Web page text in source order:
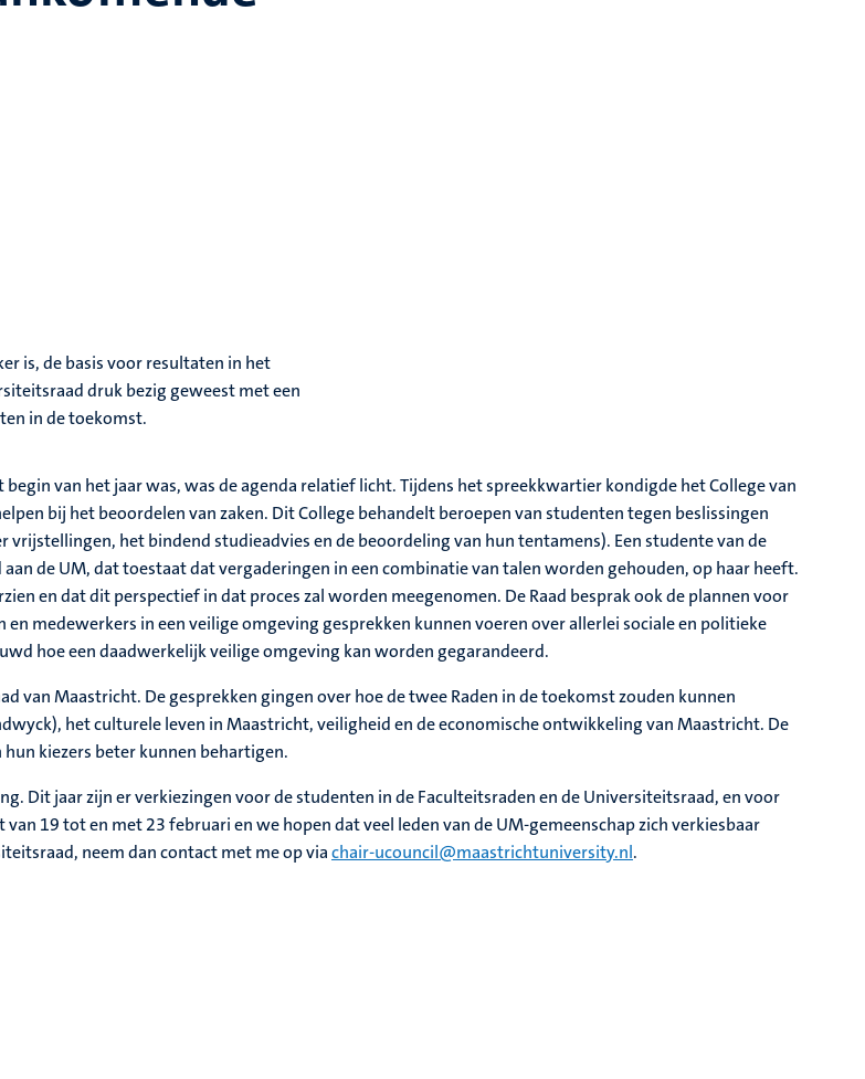
is, de basis voor resultaten in het
druk bezig geweest met een
in de toekomst.
van het jaar was, was de agenda relatief licht. Tijdens het spreekkwartier kondigde het College van
bij het beoordelen van zaken. Dit College behandelt beroepen van studenten tegen beslissingen
het bindend studieadvies en de beoordeling van hun tentamens). Een studente van de
de UM, dat toestaat dat vergaderingen in een combinatie van talen worden gehouden, op haar heeft.
en dat dit perspectief in dat proces zal worden meegenomen. De Raad besprak ook de plannen voor
medewerkers in een veilige omgeving gesprekken kunnen voeren over allerlei sociale en politieke
hoe een daadwerkelijk veilige omgeving kan worden gegarandeerd.
van Maastricht. De gesprekken gingen over hoe de twee Raden in de toekomst zouden kunnen
het culturele leven in Maastricht, veiligheid en de economische ontwikkeling van Maastricht. De
kiezers beter kunnen behartigen.
Dit jaar zijn er verkiezingen voor de studenten in de Faculteitsraden en de Universiteitsraad, en voor
19 tot en met 23 februari en we hopen dat veel leden van de UM-gemeenschap zich verkiesbaar
neem dan contact met me op viachair-ucouncil@maastrichtuniversity.nl.